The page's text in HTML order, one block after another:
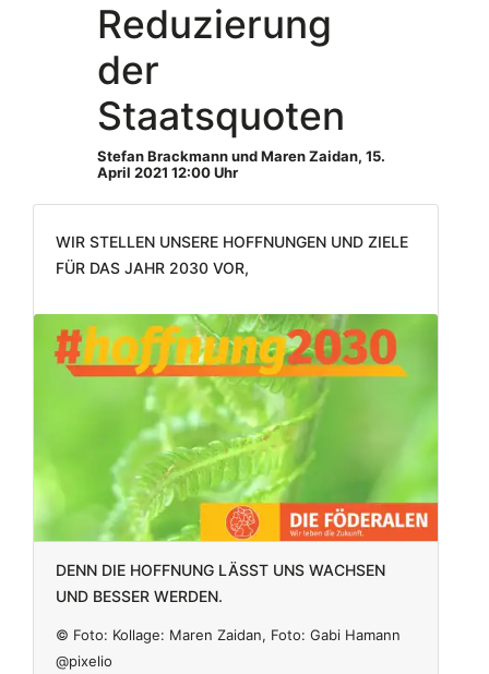
Reduzierung
der
Staatsquoten
Stefan Brackmann und Maren Zaidan, 15.
April 2021 12:00 Uhr
Wir stellen unsere Hoffnungen und Ziele
für das Jahr 2030 vor,
denn die Hoffnung lässt uns wachsen
und besser werden.
© Foto: Kollage: Maren Zaidan, Foto: Gabi Hamann
@pixelio